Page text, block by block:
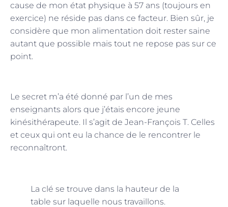
cause de mon état physique à 57 ans (toujours en
exercice) ne réside pas dans ce facteur. Bien sûr, je
considère que mon alimentation doit rester saine
autant que possible mais tout ne repose pas sur ce
point.
Le secret m’a été donné par l’un de mes
enseignants alors que j’étais encore jeune
kinésithérapeute. Il s’agit de Jean-François T. Celles
et ceux qui ont eu la chance de le rencontrer le
reconnaîtront.
La clé se trouve dans la hauteur de la
table sur laquelle nous travaillons.